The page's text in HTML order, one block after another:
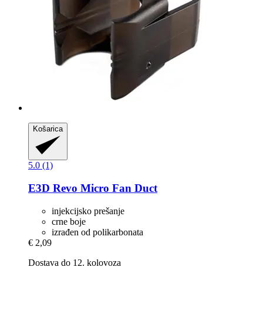
Košarica
5.0 (1)
E3D Revo Micro Fan Duct
injekcijsko prešanje
crne boje
izrađen od polikarbonata
€ 2,09
Dostava do 12. kolovoza